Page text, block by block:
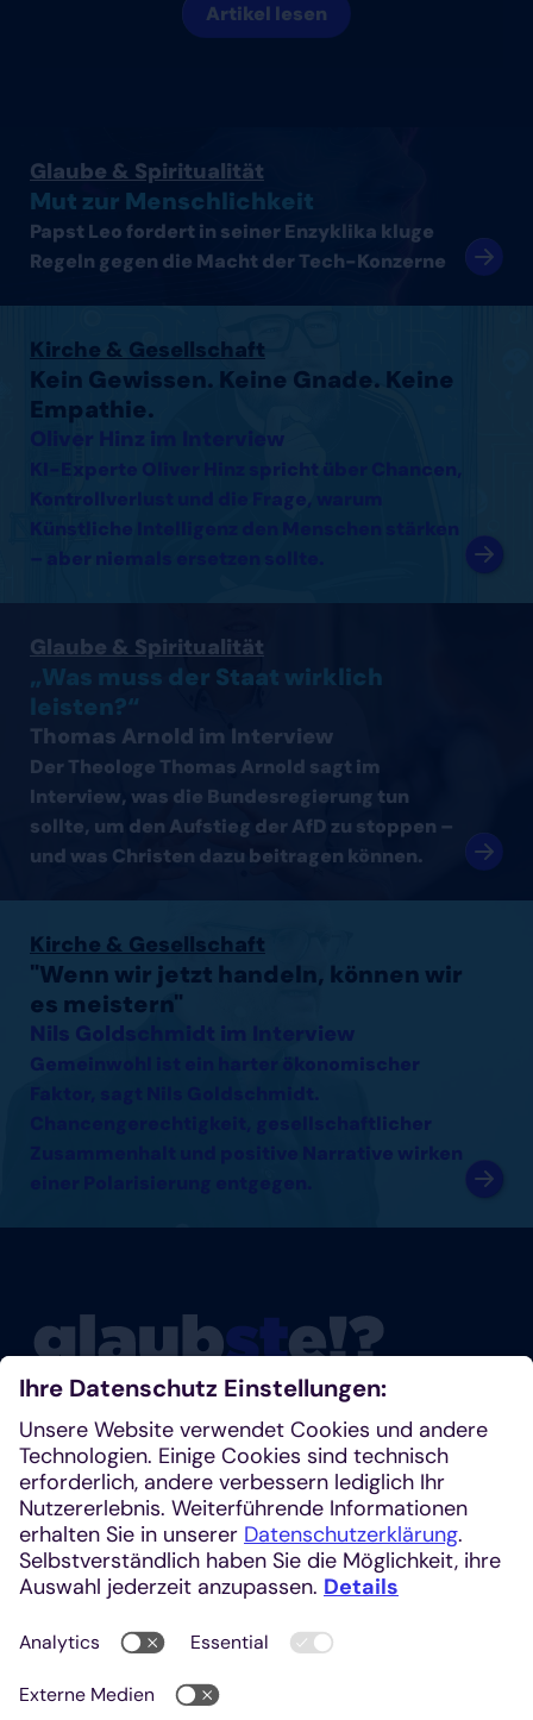
Artikel lesen
Glaube & Spiritualität
Mut zur Menschlichkeit
Papst Leo fordert in seiner Enzyklika kluge
Regeln gegen die Macht der Tech-Konzerne
Kirche & Gesellschaft
Kein Gewissen. Keine Gnade. Keine
Empathie.
Oliver Hinz im Interview
KI-Experte Oliver Hinz spricht über Chancen,
Kontrollverlust und die Frage, warum
Künstliche Intelligenz den Menschen stärken
– aber niemals ersetzen sollte.
Glaube & Spiritualität
„Was muss der Staat wirklich
leisten?“
Thomas Arnold im Interview
Der Theologe Thomas Arnold sagt im
Interview, was die Bundesregierung tun
sollte, um den Aufstieg der AfD zu stoppen –
und was Christen dazu beitragen können.
Kirche & Gesellschaft
"Wenn wir jetzt handeln, können wir
es meistern"
Nils Goldschmidt im Interview
Gemeinwohl ist ein harter ökonomischer
Chancengerechtigkeit, gesellschaftlicher
Zusammenhalt und positive Narrative wirken
einer Polarisierung entgegen.
Glaubste nicht? Dann schau mal rein!
Klosterplatz 7, 52062 Aachen
+49 241 1685-242 (Redaktion)
kirchenzeitung@einhardverlag.de